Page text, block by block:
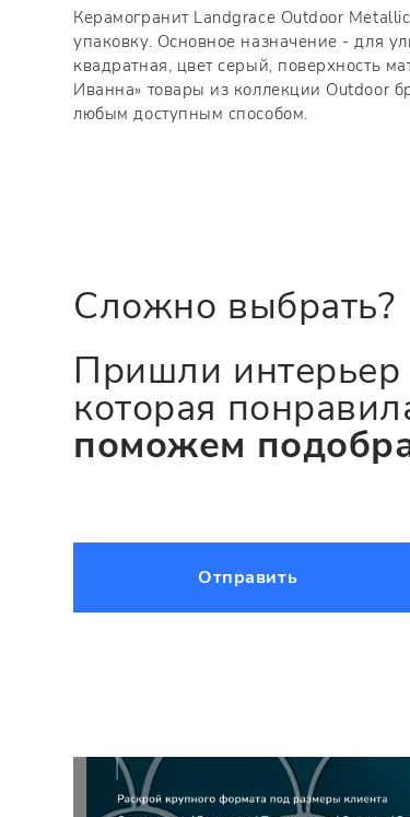
Керамогранит Landgrace Outdoor
упаковку. Основное назначение - для
квадратная, цвет серый, поверхность
Иванна» товары из коллекции Outdoor
любым доступным способом.
Сложно выбрать?
Пришли интерьер
которая
поможем
Отправить